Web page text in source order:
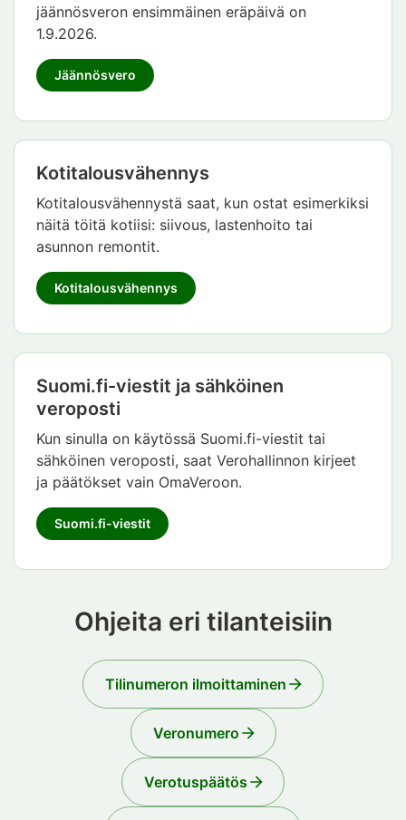
jäännösveron ensimmäinen eräpäivä on
1.9.2026.
Jäännösvero
Kotitalousvähennys
Kotitalousvähennystä saat, kun ostat esimerkiksi
näitä töitä kotiisi: siivous, lastenhoito tai
asunnon remontit.
Kotitalousvähennys
Suomi.fi-viestit ja sähköinen
veroposti
Kun sinulla on käytössä Suomi.fi-viestit tai
sähköinen veroposti, saat Verohallinnon kirjeet
ja päätökset vain OmaVeroon.
Suomi.fi-viestit
Ohjeita eri tilanteisiin
Tilinumeron ilmoittaminen
Veronumero
Verotuspäätös